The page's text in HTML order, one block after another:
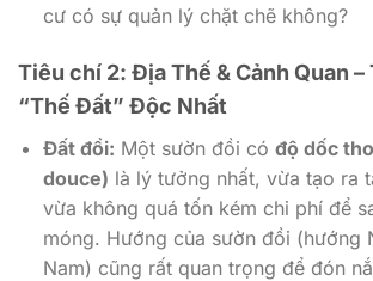
cư có sự quản lý chặt chẽ không?
Tiêu chí 2: Địa Thế & Cảnh Quan –
“Thế Đất” Độc Nhất
Đất đồi: Một sườn đồi có độ dốc
douce) là lý tưởng nhất, vừa tạo ra
vừa không quá tốn kém chi phí để
móng. Hướng của sườn đồi (hướng
Nam) cũng rất quan trọng để đón